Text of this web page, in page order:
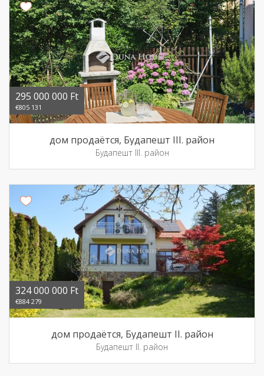
295 000 000 Ft
€805 131
дом продаётся, Будапешт III. район
Будапешт III. район
324 000 000 Ft
€884 279
дом продаётся, Будапешт II. район
Будапешт II. район